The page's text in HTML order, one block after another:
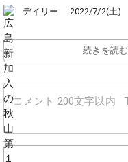
デイリー 2022/7/2(土)
続きを読む